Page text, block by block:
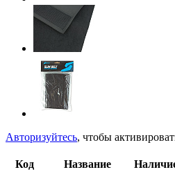
Авторизуйтесь, чтобы
Код Название